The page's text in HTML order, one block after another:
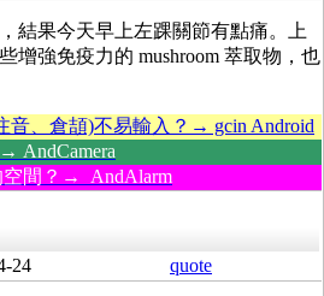
結果今天早上左踝關節有點痛。上
增強免疫力的 mushroom 萃取物，也
音、倉頡)不易輸入？→ gcin Android
AndCamera
空間？→ AndAlarm
24 quote